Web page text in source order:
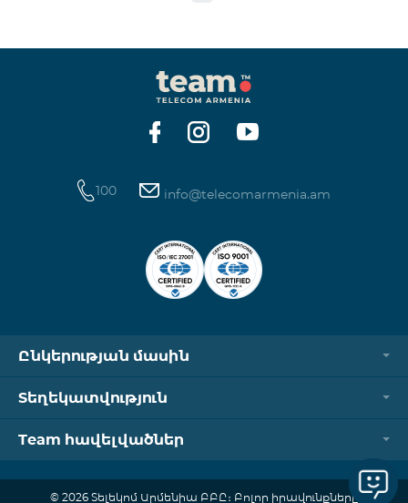
100 info@telecomarmenia.am
Ընկերության մասին
Տեղեկատվություն
Team հավելվածներ
© 2026 Տելեկոմ Արմենիա ԲԲԸ։ Բոլոր իրավունքները